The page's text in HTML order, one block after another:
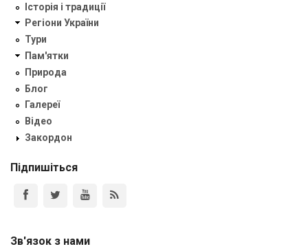
Історія і традиції
Регіони України
Тури
Пам'ятки
Природа
Блог
Галереї
Відео
Закордон
Підпишіться
Зв'язок з нами